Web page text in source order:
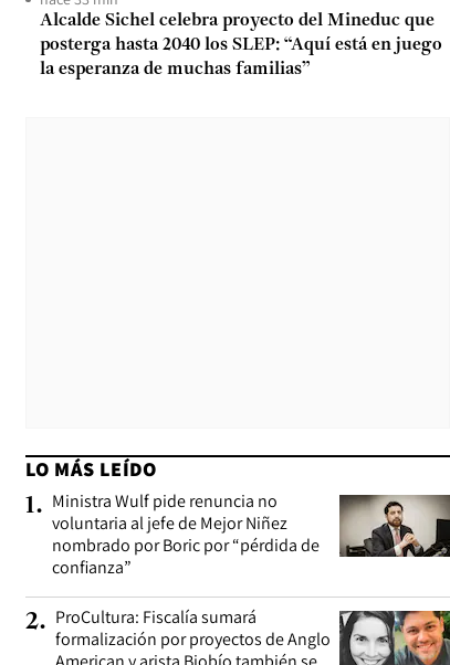
Alcalde Sichel celebra proyecto del Mineduc que
posterga hasta 2040 los SLEP: “Aquí está en juego
la esperanza de muchas familias”
LO MÁS LEÍDO
1. Ministra Wulf pide renuncia no
voluntaria al jefe de Mejor Niñez
nombrado por Boric por “pérdida de
confianza”
2. ProCultura: Fiscalía sumará
formalización por proyectos de Anglo